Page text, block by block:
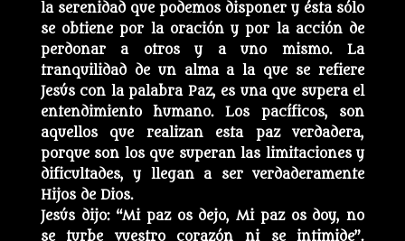
la serenidad que podemos disponer y ésta sólo
se obtiene por la oración y por la acción de
perdonar a otros y a uno mismo. La
tranquilidad de un alma a la que se refiere
Jesús con la palabra Paz, es una que supera el
entendimiento humano. Los pacíficos, son
aquellos que realizan esta paz verdadera,
porque son los que superan las limitaciones y
dificultades, y llegan a ser verdaderamente
Hijos de Dios.
Jesús dijo: “Mi paz os dejo, Mi paz os doy, no
se turbe vuestro corazón ni se intimide”.